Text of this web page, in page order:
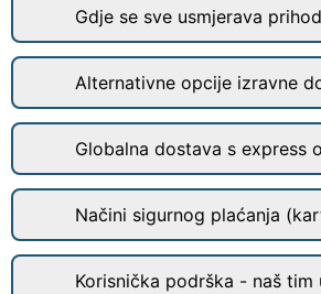
Gdje se sve usmjerava
Alternativne opcije izravne
Globalna dostava s express
Načini sigurnog plaćanja
Korisnička podrška - naš tim